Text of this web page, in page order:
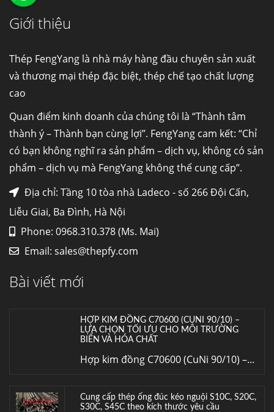
Giới thiệu
Thép FengYang là nhà máy hàng đầu chuyên sản xuất
và thương mại thép đặc biệt, thép chế tạo chất lượng
cao
Quan điểm kinh doanh của chúng tôi là “Thành tâm
thành ý – Thành bạn cùng lợi”. FengYang cam kết: “Chỉ
có bạn không nghĩ ra sản phẩm – dịch vụ, không có sản
phẩm – dịch vụ mà FengYang không thể cung cấp”.
Địa chỉ: Tầng 10 tòa nhà Ladeco - số 266 Đội Cấn,
Liễu Giai, Ba Đình, Hà Nội
Phone: 0968.310.378 (Ms. Mai)
Email: sales@thepfy.com
Bài viết mới
Ống đúc kéo nguội là gì? Ống...
Fengyang là một trong những nhà
máy...
Hợp kim N06625 là gì? Giá hợp kim 625 mới
nhiệt,...
Mua inox ở đâu chất lượng giá tốt? Gọi ngay
Inox (thép không gỉ) là một trong...
HỢP KIM ĐỒNG C70600 (CUNI 90/10) –
LỰA CHỌN TỐI ƯU CHO MÔI TRƯỜNG
BIỂN VÀ HÓA CHẤT
Hợp kim đồng C70600 (CuNi 90/10) –...
Cung cấp thép ống đúc kéo nguội S10C, S20C,
S30C, S45C theo kích thước yêu cầu